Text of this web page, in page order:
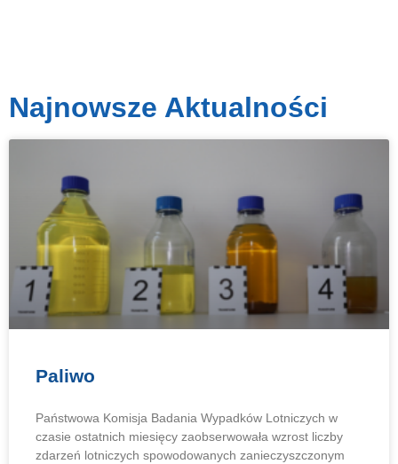
Najnowsze Aktualności
Paliwo
Państwowa Komisja Badania Wypadków Lotniczych w
czasie ostatnich miesięcy zaobserwowała wzrost liczby
zdarzeń lotniczych spowodowanych zanieczyszczonym